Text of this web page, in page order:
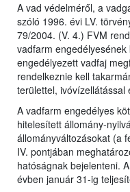
A vad védelméről, a
szóló 1996. évi LV.
79/2004. (V. 4.) FVM
vadfarm
engedélyezett vadfaj
rendelkeznie kell
területtel, ivóvízellátással
A vadfarm engedélyes
hitelesített állomány-
állományváltozásokat (a
IV. pontjában
hatóságnak bejelenteni.
évben január 31-ig